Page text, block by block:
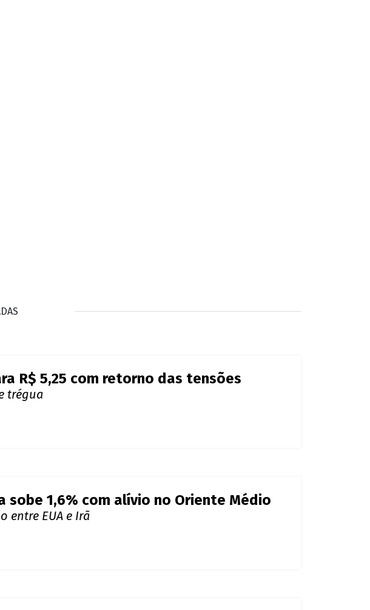
R$ 5,25 com retorno das tensões
trégua
sobe 1,6% com alívio no Oriente Médio
entre EUA e Irã